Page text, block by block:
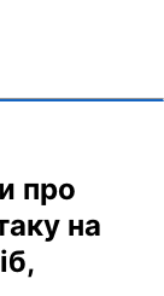
про
на